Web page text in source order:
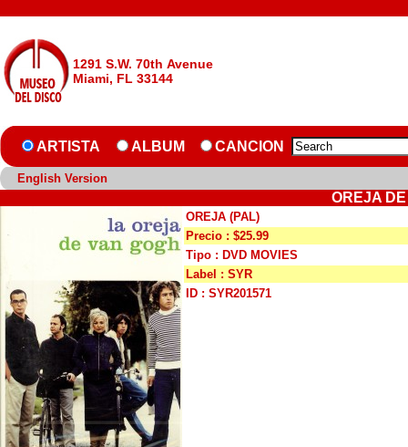
1291 S.W. 70th Avenue
Miami, FL 33144
ARTISTA ALBUM CANCION
English Version
OREJA
OREJA (PAL)
Precio : $25.99
Tipo : DVD MOVIES
Label : SYR
ID : SYR201571